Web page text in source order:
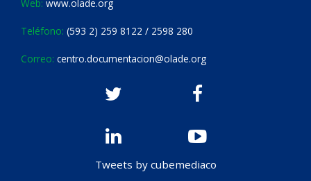
Web: www.olade.org
Teléfono: (593 2) 259 8122 / 2598 280
Correo: centro.documentacion@olade.org
Tweets by cubemediaco